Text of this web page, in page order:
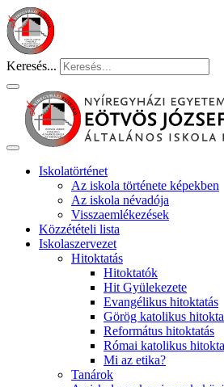
Keresés...
Iskolatörténet
Az iskola története képekben
Az iskola névadója
Visszaemlékezések
Közzétételi lista
Iskolaszervezet
Hitoktatás
Hitoktatók
Hit Gyülekezete
Evangélikus hitoktatás
Görög katolikus
Református hitoktatás
Római katolikus
Mi az etika?
Tanárok